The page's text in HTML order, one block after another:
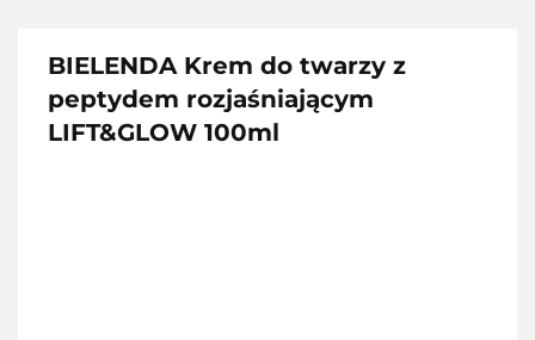
BIELENDA Krem do twarzy z
peptydem rozjaśniającym
LIFT&GLOW 100ml